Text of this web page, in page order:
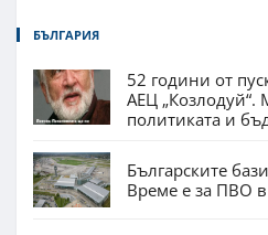
БЪЛГАРИЯ
52 години от
АЕЦ „Козлодуй“.
политиката и
Българските
Време е за ПВО